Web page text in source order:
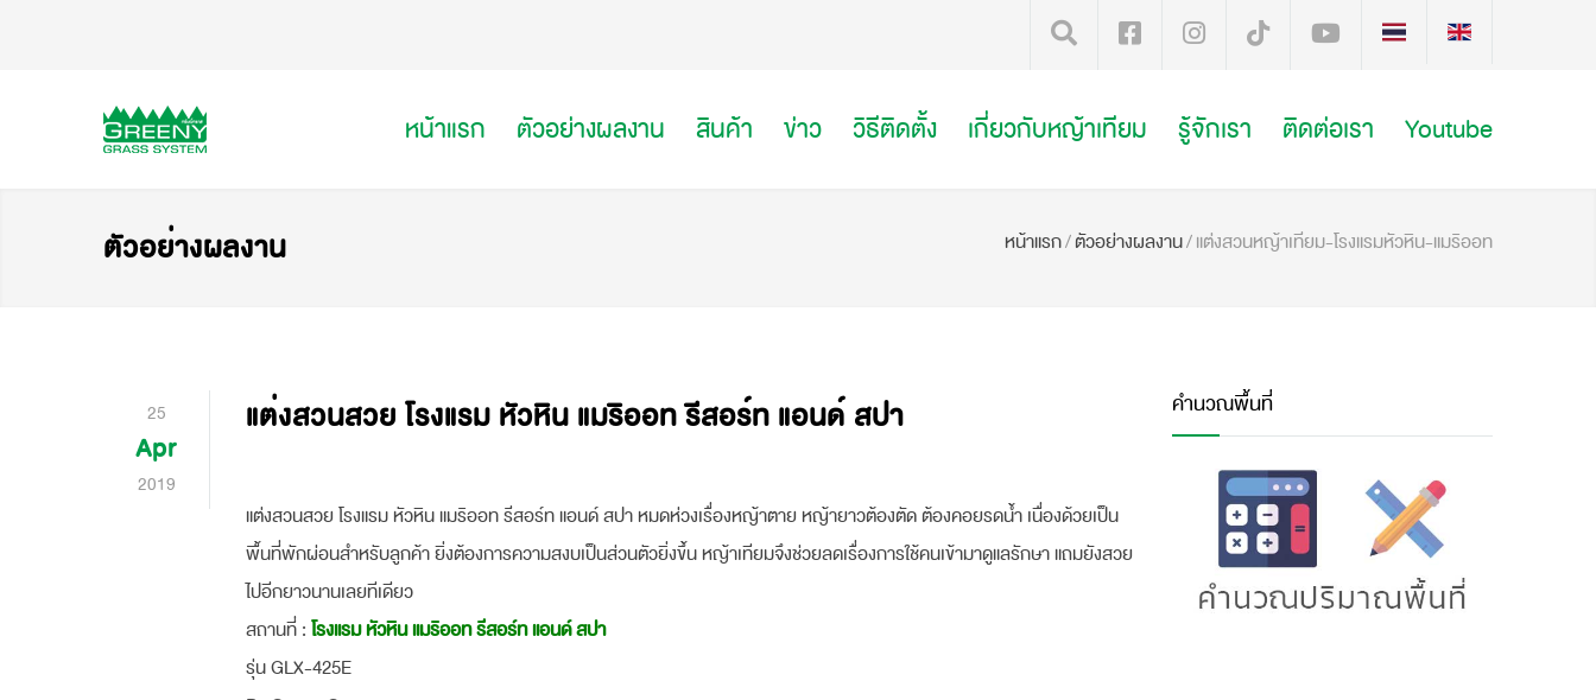
หน้าแรก ตัวอย่างผลงาน สินค้า ข่าว วิธีติดตั้ง เกี่ยวกับหญ้าเทียม รู้จักเรา ติดต่อเรา Youtube
ตัวอย่างผลงาน หน้าแรก/ตัวอย่างผลงาน/แต่งสวนหญ้าเทียม-โรงแรมหัวหิน-แมริออท
25
Apr
2019
แต่งสวนสวย โรงแรม หัวหิน แมริออท รีสอร์ท แอนด์ สปา
แต่งสวนสวย โรงแรม หัวหิน แมริออท รีสอร์ท แอนด์ สปา หมดห่วงเรื่องหญ้าตาย หญ้ายาวต้องตัด ต้องคอยรดน้ำ เนื่องด้วยเป็น
พื้นที่พักผ่อนสำหรับลูกค้า ยิ่งต้องการความสงบเป็นส่วนตัวยิ่งขึ้น หญ้าเทียมจึงช่วยลดเรื่องการใช้คนเข้ามาดูแลรักษา แถมยังสวย
ไปอีกยาวนานเลยทีเดียว
สถานที่ : โรงแรม หัวหิน แมริออท รีสอร์ท แอนด์ สปา
รุ่น GLX-425E
คำนวณพื้นที่